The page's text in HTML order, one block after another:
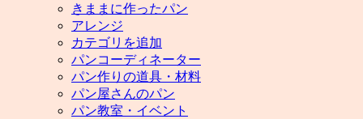
きままに作ったパン
アレンジ
カテゴリを追加
パンコーディネーター
パン作りの道具・材料
パン屋さんのパン
パン教室・イベント